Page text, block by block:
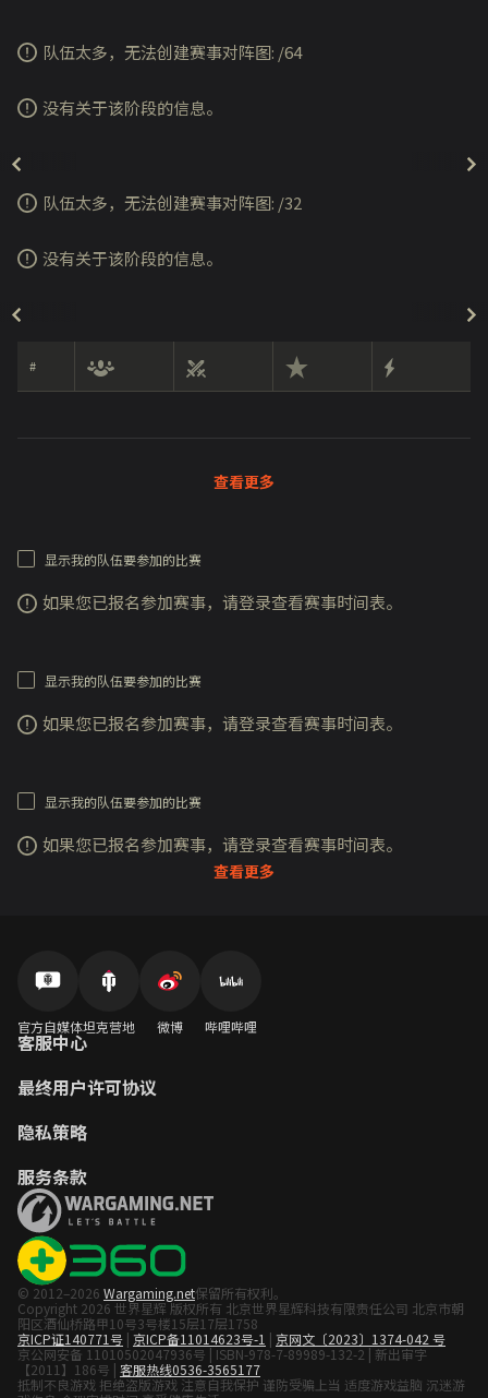
队伍太多，无法创建赛事对阵图: /64
没有关于该阶段的信息。
队伍太多，无法创建赛事对阵图: /32
没有关于该阶段的信息。
#
查看更多
显示我的队伍要参加的比赛
如果您已报名参加赛事，请登录查看赛事时间表。
显示我的队伍要参加的比赛
如果您已报名参加赛事，请登录查看赛事时间表。
显示我的队伍要参加的比赛
如果您已报名参加赛事，请登录查看赛事时间表。
查看更多
官方自媒体坦克营地 微博 哔哩哔哩
客服中心
最终用户许可协议
隐私策略
服务条款
© 2012–2026 Wargaming.net保留所有权利。
Copyright 2026 世界星辉 版权所有 北京世界星辉科技有限责任公司 北京市朝
阳区酒仙桥路甲10号3号楼15层17层1758
京ICP证140771号 | 京ICP备11014623号-1 | 京网文〔2023〕1374-042 号
京公网安备 11010502047936号 | ISBN-978-7-89989-132-2 | 新出审字
【2011】186号 | 客服热线0536-3565177
抵制不良游戏 拒绝盗版游戏 注意自我保护 谨防受骗上当 适度游戏益脑 沉迷游